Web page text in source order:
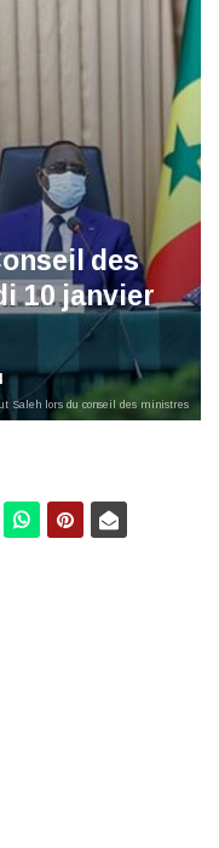
des
10 janvier
Saleh lors du conseil des ministres